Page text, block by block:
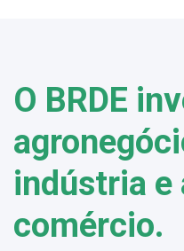
O BRDE
indústria e
comércio.